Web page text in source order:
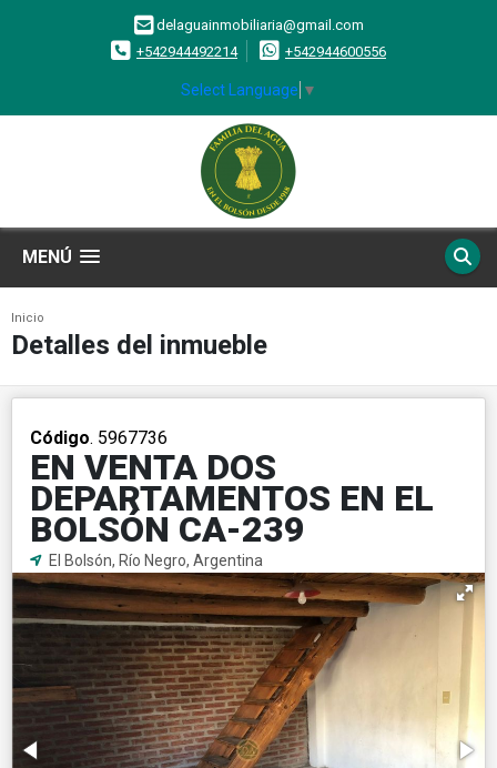
delaguainmobiliaria@gmail.com
+542944492214
+542944600556
Select Language ▼
MENÚ
Inicio
Detalles del inmueble
Código. 5967736
EN VENTA DOS
DEPARTAMENTOS EN EL
BOLSÓN CA-239
El Bolsón, Río Negro, Argentina